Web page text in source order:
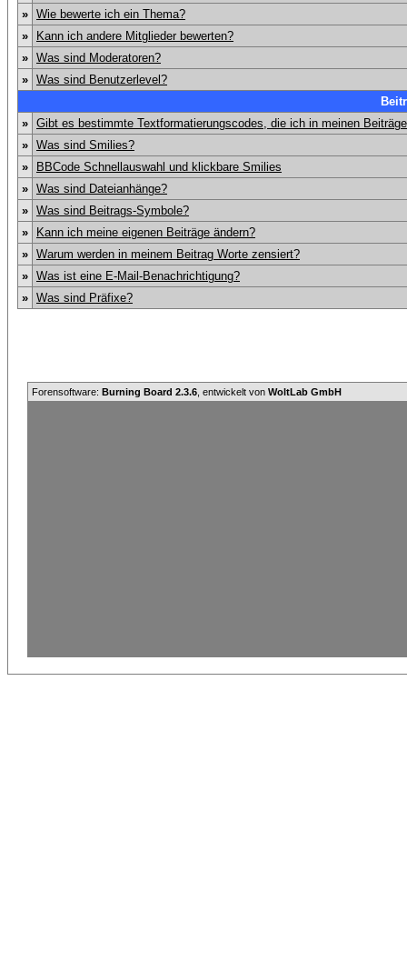
» Wie bewerte ich ein Thema?
»
Kann ich andere Mitglieder bewerten?
» Was sind Moderatoren?
» Was sind Benutzerlevel?
» Gibt es bestimmte Textformatierungscodes, die ich in meinen
» Was sind Smilies?
»
BBCode Schnellauswahl und klickbare Smilies
» Was sind Dateianhänge?
» Was sind Beitrags-Symbole?
»
Kann ich meine eigenen Beiträge ändern?
» Warum werden in meinem Beitrag Worte zensiert?
» Was ist eine E-Mail-Benachrichtigung?
» Was sind Präfixe?
Forensoftware: Burning Board 2.3.6 , entwickelt von WoltLab GmbH